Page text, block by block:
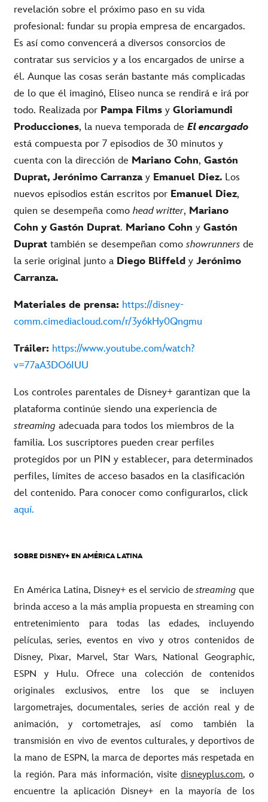
revelación sobre el próximo paso en su vida
profesional: fundar su propia empresa de encargados.
Es así como convencerá a diversos consorcios de
contratar sus servicios y a los encargados de unirse a
él. Aunque las cosas serán bastante más complicadas
de lo que él imaginó, Eliseo nunca se rendirá e irá por
todo. Realizada por Pampa Films y Gloriamundi
Producciones, la nueva temporada de El encargado
está compuesta por 7 episodios de 30 minutos y
cuenta con la dirección de Mariano Cohn, Gastón
Duprat, Jerónimo Carranza y Emanuel Diez. Los
nuevos episodios están escritos por Emanuel Diez,
quien se desempeña como head writter, Mariano
Cohn y Gastón Duprat. Mariano Cohn y Gastón
Duprat también se desempeñan comoshowrunners de
la serie original junto a Diego Bliffeld y Jerónimo
Carranza.
Materiales de prensa: https://disney-
comm.cimediacloud.com/r/3y6kHy0Qngmu
Tráiler: https://www.youtube.com/watch?
v=77aA3DO6IUU
Los controles parentales de Disney+ garantizan que la
plataforma continúe siendo una experiencia de
streaming adecuada para todos los miembros de la
familia. Los suscriptores pueden crear perfiles
protegidos por un PIN y establecer, para determinados
perfiles, límites de acceso basados en la clasificación
del contenido. Para conocer como configurarlos, click
aquí.
SOBRE DISNEY+ EN AMÉRICA LATINA
En América Latina, Disney+ es el servicio destreamingque
brinda acceso a la más amplia propuesta en streaming con
entretenimiento para todas las edades, incluyendo
películas, series, eventos en vivo y otros contenidos de
Disney, Pixar, Marvel, Star Wars, National Geographic,
ESPN y Hulu. Ofrece una colección de contenidos
originales exclusivos, entre los que se incluyen
largometrajes, documentales, series de acción real y de
animación, y cortometrajes, así como también la
transmisión en vivo de eventos culturales, y deportivos de
la mano de ESPN, la marca de deportes más respetada en
la región. Para más información, visitedisneyplus.com, o
encuentre la aplicación Disney+ en la mayoría de los